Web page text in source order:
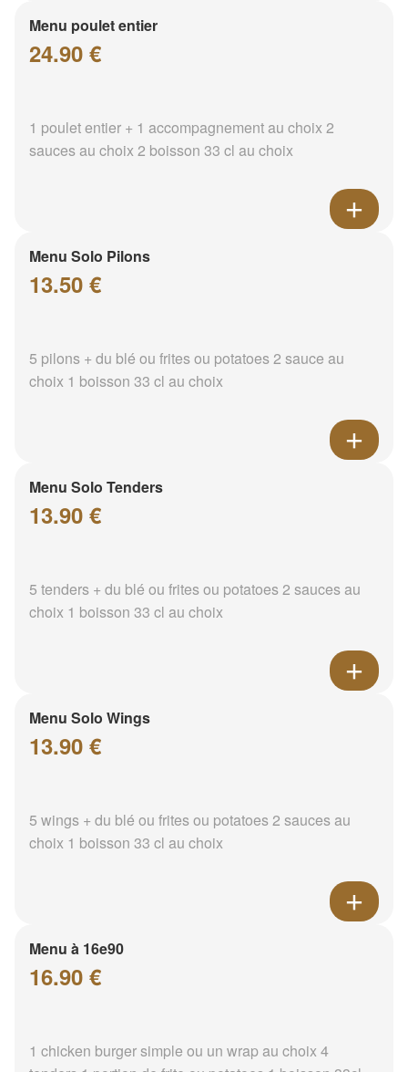
Menu poulet entier
24.90 €
1 poulet entier + 1 accompagnement au choix 2
sauces au choix 2 boisson 33 cl au choix
Menu Solo Pilons
13.50 €
5 pilons + du blé ou frites ou potatoes 2 sauce au
choix 1 boisson 33 cl au choix
Menu Solo Tenders
13.90 €
5 tenders + du blé ou frites ou potatoes 2 sauces au
choix 1 boisson 33 cl au choix
Menu Solo Wings
13.90 €
5 wings + du blé ou frites ou potatoes 2 sauces au
choix 1 boisson 33 cl au choix
Menu à 16e90
16.90 €
1 chicken burger simple ou un wrap au choix 4